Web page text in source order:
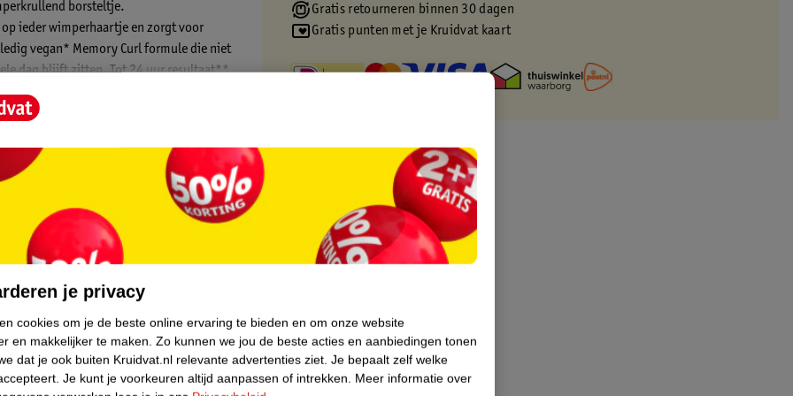
borsteltje.
ieder wimperhaartje en zorgt voor
vegan* Memory Curl formule die niet
dag blijft zitten. Tot 24 uur resultaat**.
gevoelige ogen en lensdragers.
103 personen.
Gratis retourneren binnen 30 dagen
Gratis punten met je Kruidvat kaart
je privacy
cookies om je de beste online ervaring te bieden en om onze website
en makkelijker te maken. Zo kunnen we jou de beste acties en aanbiedingen tonen
dat je ook buiten Kruidvat.nl relevante advertenties ziet. Je bepaalt zelf welke
Je kunt je voorkeuren altijd aanpassen of intrekken. Meer informatie over